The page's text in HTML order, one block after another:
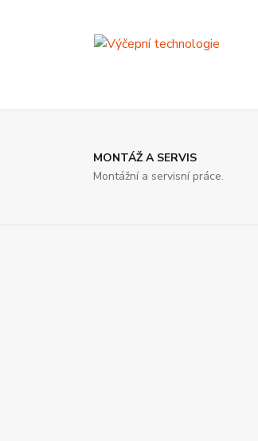
MONTÁŽ A SERVIS
Montážní a servisní práce.